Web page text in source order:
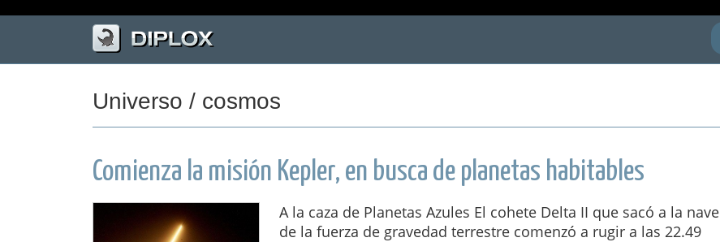
Universo / cosmos
Comienza la misión Kepler, en busca de planetas habitables
A la caza de Planetas Azules El cohete Delta II que sacó a la nave
de la fuerza de gravedad terrestre comenzó a rugir a las 22.49